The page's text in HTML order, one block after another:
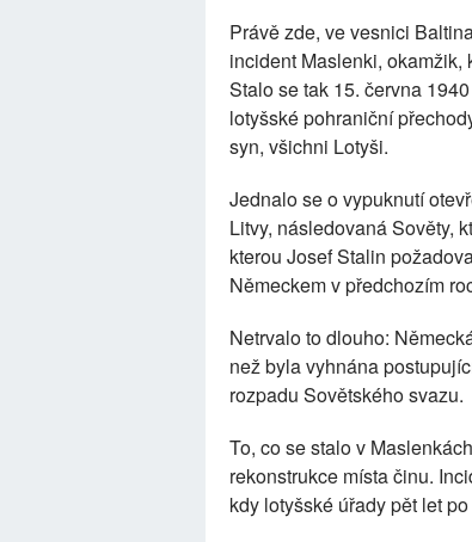
Právě zde, ve vesnici
incident Maslenki, okamžik,
Stalo se tak 15. června
lotyšské pohraniční
syn, všichni Lotyši.
Jednalo se o vypuknutí
Litvy, následovaná Sověty,
kterou Josef Stalin
Německem v předchozím
Netrvalo to dlouho:
než byla vyhnána
rozpadu Sovětského svazu.
To, co se stalo v
rekonstrukce místa činu.
kdy lotyšské úřady pět let